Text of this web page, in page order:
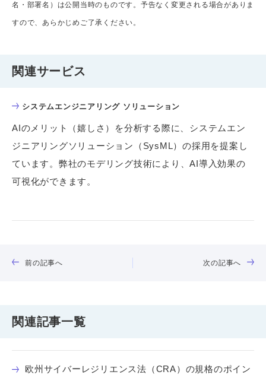
名・部署名）は公開当時のものです。予告なく変更される場合がありま
すので、あらかじめご了承ください。
関連サービス
システムエンジニアリング ソリューション
AIのメリット（嬉しさ）を分析する際に、システムエン
ジニアリングソリューション（SysML）の採用を提案し
ています。弊社のモデリング技術により、AI導入効果の
可視化ができます。
前の記事へ 次の記事へ
関連記事一覧
欧州サイバーレジリエンス法（CRA）の規格のポイン